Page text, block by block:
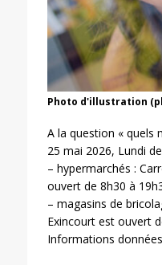
Photo d'illustration
A la question « quels
25 mai 2026, Lundi
– hypermarchés :
ouvert de 8h30 à
– magasins de
Exincourt est ouvert
Informations